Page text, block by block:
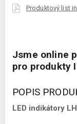
Produktový list
Jsme online
pro produkty
POPIS
LED indikátory